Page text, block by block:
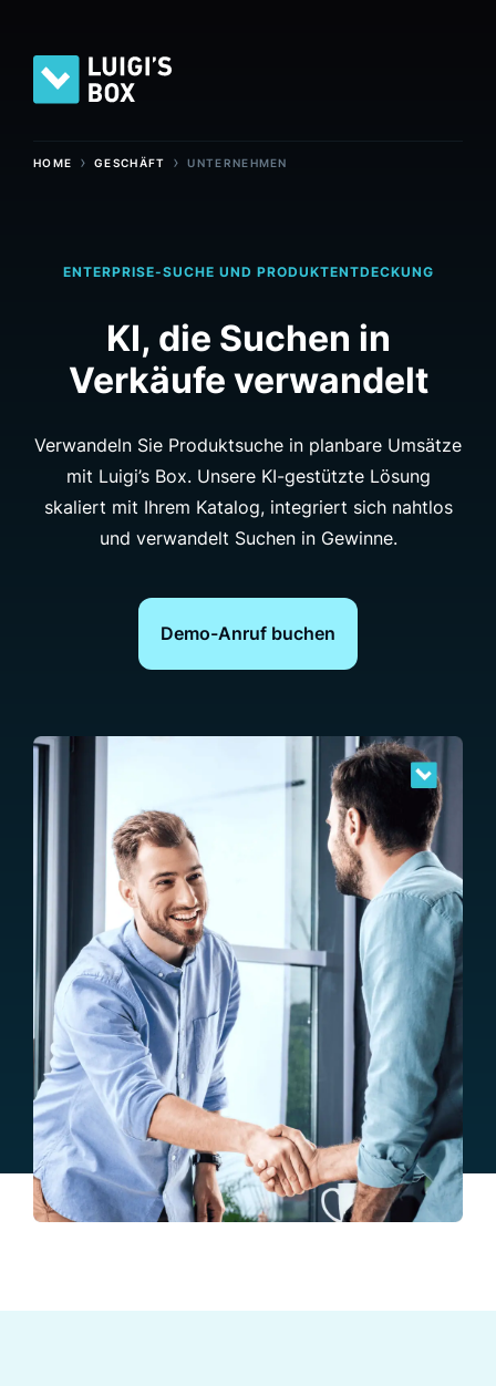
HOME ›GESCHÄFT ›UNTERNEHMEN
ENTERPRISE-SUCHE UND PRODUKTENTDECKUNG
KI, die Suchen in
Verkäufe verwandelt
Verwandeln Sie Produktsuche in planbare Umsätze
mit Luigi’s Box. Unsere KI-gestützte Lösung
skaliert mit Ihrem Katalog, integriert sich nahtlos
und verwandelt Suchen in Gewinne.
Demo-Anruf buchen